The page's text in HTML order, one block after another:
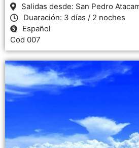
Salidas desde: San Pedro
Duaración: 3 días / 2 noches
Español
Cod 007